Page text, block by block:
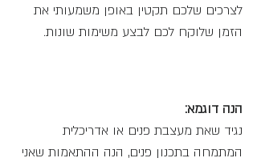
לצרכים שלכם תקטין באופן משמעותי את
הזמן שלוקח לכם לבצע משימות שונות.
הנה דוגמא:
נגיד שאת מעצבת פנים או אדריכלית
המתמחה בתכנון פנים, הנה ההתאמות שאני